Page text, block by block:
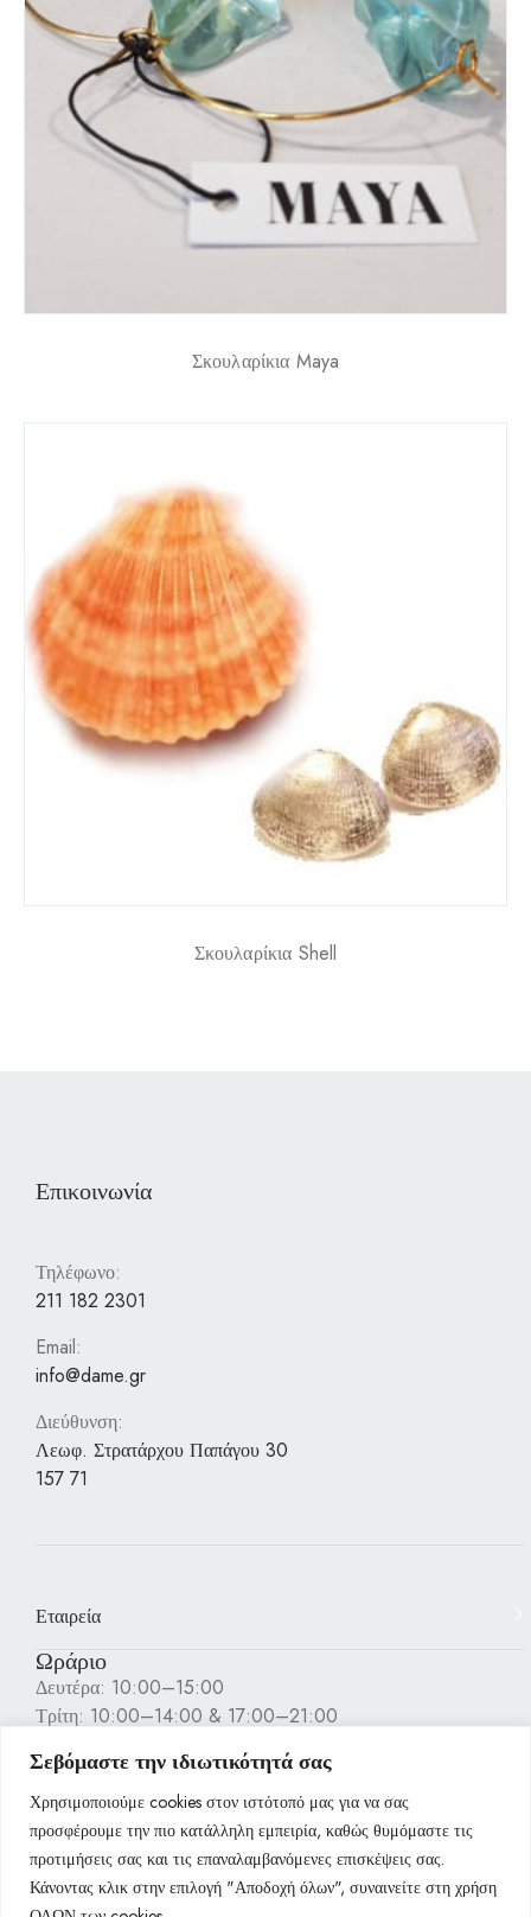
Σεβόμαστε την ιδιωτικότητά σας
Χρησιμοποιούμε cookies στον ιστότοπό μας για να σας
προσφέρουμε την πιο κατάλληλη εμπειρία, καθώς θυμόμαστε τις
προτιμήσεις σας και τις επαναλαμβανόμενες επισκέψεις σας.
Κάνοντας κλικ στην επιλογή "Αποδοχή όλων", συναινείτε στη χρήση
Σκουλαρίκια Maya
Σκουλαρίκια Shell
Επικοινωνία
Τηλέφωνο:
211 182 2301
Email:
info@dame.gr
Διεύθυνση:
Λεωφ. Στρατάρχου Παπάγου 30
157 71
Εταιρεία
Ωράριο
Δευτέρα: 10:00–15:00
Τρίτη: 10:00–14:00 & 17:00–21:00
Πέμπτη: 10:00–14:00 & 17:00–21:00
Παρασκευή: 10:00–14:00 & 17:00–21:00
Σάββατο: 10:00–15:00
Κυριακή: Κλειστά
Πληροφορίες